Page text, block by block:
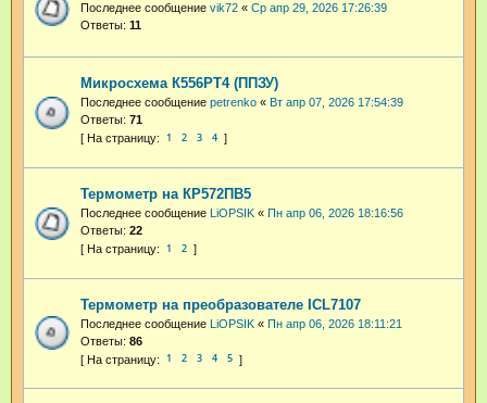
Последнее сообщение vik72 « Ср апр 29, 2026 17:26:39
Ответы: 11
Микросхема К556РТ4 (ППЗУ)
Последнее сообщение petrenko « Вт апр 07, 2026 17:54:39
Ответы: 71
1 2 3 4
Термометр на КР572ПВ5
Последнее сообщение LiOPSIK « Пн апр 06, 2026 18:16:56
Ответы: 22
1 2
Термометр на преобразователе ICL7107
Последнее сообщение LiOPSIK « Пн апр 06, 2026 18:11:21
Ответы: 86
1 2 3 4 5